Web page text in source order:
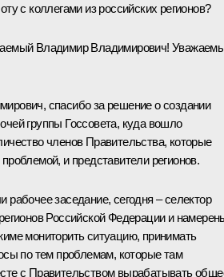
с коллегами из российских регионов?
Владимир Владимирович!
спасибо за решение о создании
группы Госсовета, куда вошло
членов Правительства, которые
и представители регионов.
рабочее заседание, сегодня – селектор
Российской Федерации и
мониторить ситуацию, принимать
по тем проблемам, которые там
с Правительством вырабатывать